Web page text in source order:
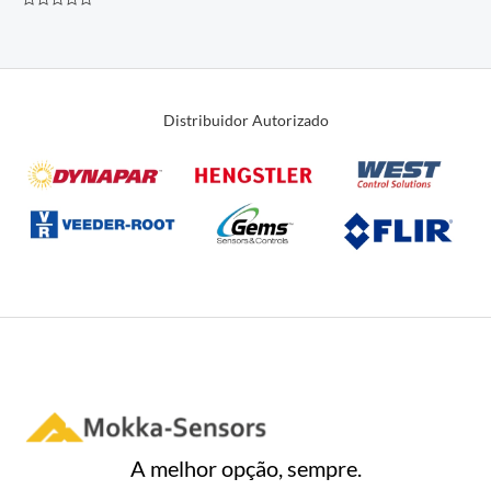
Distribuidor Autorizado
A melhor opção, sempre.